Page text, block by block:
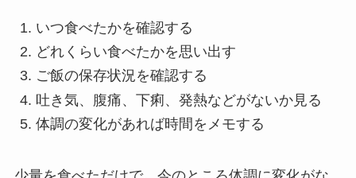
いつ食べたかを確認する
どれくらい食べたかを思い出す
ご飯の保存状況を確認する
吐き気、腹痛、下痢、発熱などがないか見る
体調の変化があれば時間をメモする